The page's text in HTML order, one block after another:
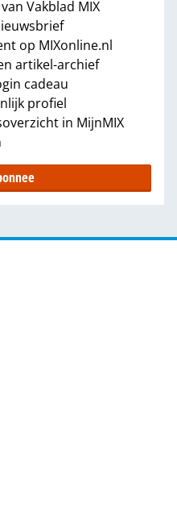
Vakblad MIX
op MIXonline.nl
artikel-archief
cadeau
profiel
in MijnMIX